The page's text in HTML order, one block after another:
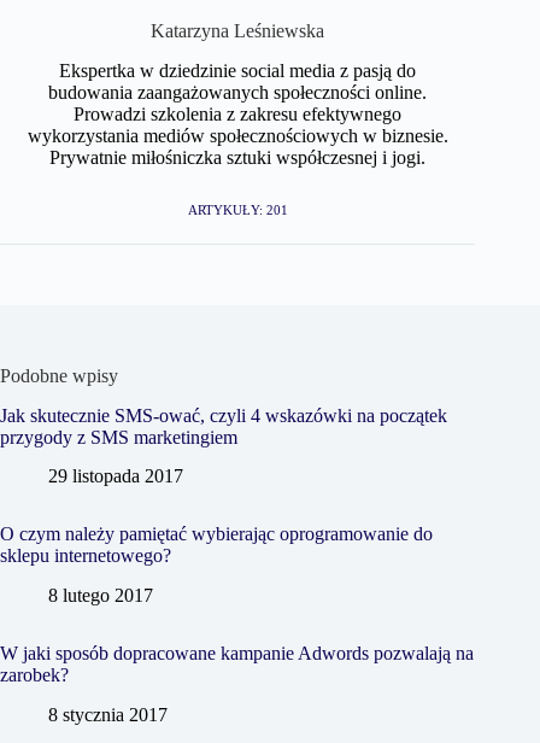
Katarzyna Leśniewska
Ekspertka w dziedzinie social media z pasją do
budowania zaangażowanych społeczności online.
Prowadzi szkolenia z zakresu efektywnego
wykorzystania mediów społecznościowych w biznesie.
Prywatnie miłośniczka sztuki współczesnej i jogi.
ARTYKUŁY: 201
Podobne wpisy
Jak skutecznie SMS-ować, czyli 4 wskazówki na początek
przygody z SMS marketingiem
29 listopada 2017
O czym należy pamiętać wybierając oprogramowanie do
sklepu internetowego?
8 lutego 2017
W jaki sposób dopracowane kampanie Adwords pozwalają na
zarobek?
8 stycznia 2017